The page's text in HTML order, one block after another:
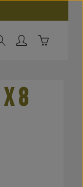
Warenkorb
8